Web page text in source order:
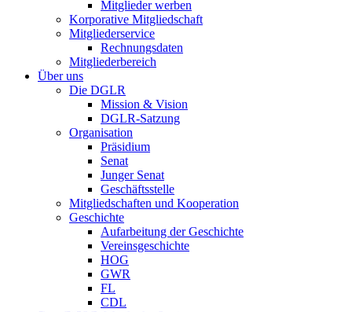
Mitglieder werben
Korporative Mitgliedschaft
Mitgliederservice
Rechnungsdaten
Mitgliederbereich
Über uns
Die DGLR
Mission & Vision
DGLR-Satzung
Organisation
Präsidium
Senat
Junger Senat
Geschäftsstelle
Mitgliedschaften und Kooperation
Geschichte
Aufarbeitung der Geschichte
Vereinsgeschichte
HOG
GWR
FL
CDL